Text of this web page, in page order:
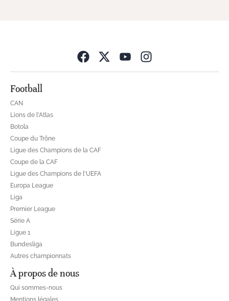
Football
CAN
Lions de l'Atlas
Botola
Coupe du Trône
Ligue des Champions de la CAF
Coupe de la CAF
Ligue des Champions de l'UEFA
Europa League
Liga
Premier League
Série A
Ligue 1
Bundesliga
Autres championnats
À propos de nous
Qui sommes-nous